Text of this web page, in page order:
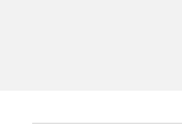
Barnes